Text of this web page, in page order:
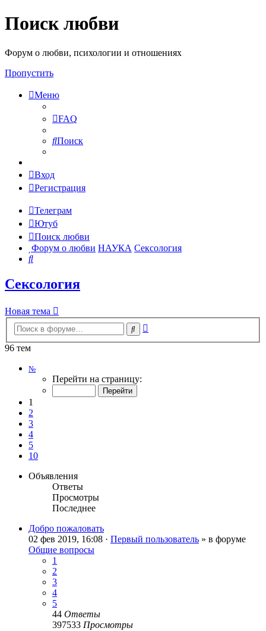
Поиск любви
Форум о любви, психологии и отношениях
Пропустить
Меню
FAQ
Поиск
Вход
Регистрация
Телеграм
Ютуб
Поиск любви
Форум о любви НАУКА Сексология
Поиск
Сексология
Новая тема
Поиск
96 тем
№Страница
из
Перейти на страницу:
1
2
3
4
5
10
Объявления
Ответы
Просмотры
Последнее
Добро пожаловать
02 фев 2019, 16:08 · Первый пользователь » в форуме
Общие вопросы
1
2
3
4
5
44 Ответы
397533 Просмотры